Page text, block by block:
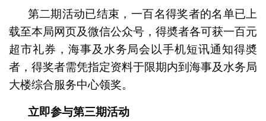
第二期活动已结束，一百名得奖者的名单已上
载至本局网页及微信公众号，得奬者各可获一百元
超市礼券，海事及水务局会以手机短讯通知得奬
者，得奖者需凭指定资料于限期内到海事及水务局
大楼综合服务中心领奖。
立即参与第三期活动